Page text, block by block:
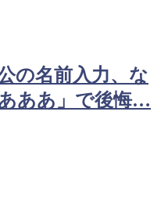
の名前入力、な
ああ」で後悔…